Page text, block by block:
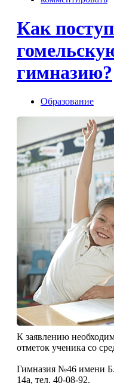
Как
гимназию?
Образование
К заявлению
отметок ученика со
Гимназия №46 имени
14а, тел. 40-08-92.